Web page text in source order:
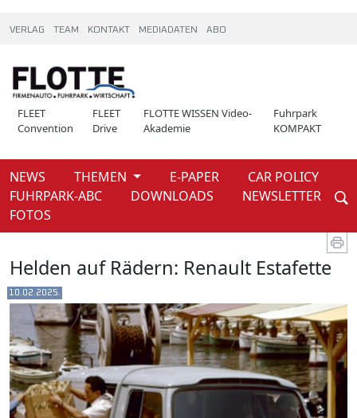
VERLAG TEAM KONTAKT MEDIADATEN ABO
FLEET
Convention
FLEET
Drive
FLOTTE WISSEN Video-
Akademie
Fuhrpark
KOMPAKT
NEWS THEMEN E-PAPER
CAR POLICY
FUHRPARK-ABC
DOWNLOADS
NEWSLETTER
FOTOS
Weiter
News
Helden auf Rädern: Renault Estafette
10.02.2025.